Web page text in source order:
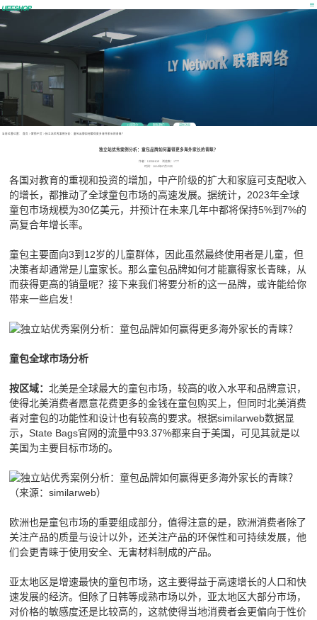
公司简介 联系我们 最新消息
当前位置位置： 首页 > 营销干货> 独立站优秀案例分析：童包品牌如何赢得更多海外家长的青睐？
独立站优秀案例分析：童包品牌如何赢得更多海外家长的青睐？
作者：UEESHOP 浏览数：1777
时间：2024年07月25日
各国对教育的重视和投资的增加，中产阶级的扩大和家庭可支配收入
的增长，都推动了全球童包市场的高速发展。据统计，2023年全球
童包市场规模为30亿美元，并预计在未来几年中都将保持5%到7%的
高复合年增长率。
童包主要面向3到12岁的儿童群体，因此虽然最终使用者是儿童，但
决策者却通常是儿童家长。那么童包品牌如何才能赢得家长青睐，从
而获得更高的销量呢？接下来我们将要分析的这一品牌，或许能给你
带来一些启发！
童包全球市场分析
按区域：北美是全球最大的童包市场，较高的收入水平和品牌意识，
使得北美消费者愿意花费更多的金钱在童包购买上，但同时北美消费
者对童包的功能性和设计也有较高的要求。根据similarweb数据显
示，State Bags官网的流量中93.37%都来自于美国，可见其就是以
美国为主要目标市场的。
（来源：similarweb）
欧洲也是童包市场的重要组成部分，值得注意的是，欧洲消费者除了
关注产品的质量与设计以外，还关注产品的环保性和可持续发展，他
们会更青睐于使用安全、无害材料制成的产品。
亚太地区是增速最快的童包市场，这主要得益于高速增长的人口和快
速发展的经济。但除了日韩等成熟市场以外，亚太地区大部分市场，
对价格的敏感度还是比较高的，这就使得当地消费者会更偏向于性价